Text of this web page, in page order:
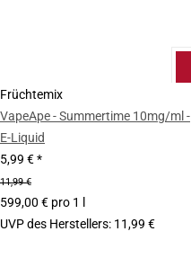
Früchtemix
VapeApe - Summertime 10mg/ml -
E-Liquid
5,99 €*
11,99 €
599,00 € pro 1 l
UVP des Herstellers: 11,99 €